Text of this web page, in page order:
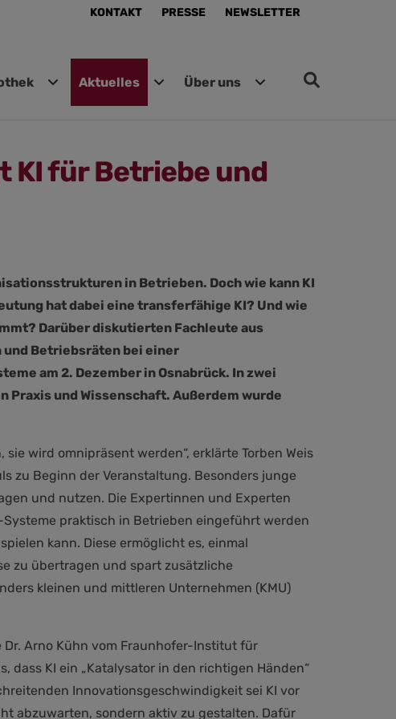
KONTAKT PRESSE NEWSLETTER
Aktuelles Über uns
KI für Betriebe und
in Betrieben. Doch wie kann KI
hat dabei eine transferfähige KI? Und wie
Darüber diskutierten Fachleute aus
Betriebsräten bei einer
am 2. Dezember in Osnabrück. In zwei
Praxis und Wissenschaft. Außerdem wurde
wird omnipräsent werden“, erklärte Torben Weis
zu Beginn der Veranstaltung. Besonders junge
und nutzen. Die Expertinnen und Experten
praktisch in Betrieben eingeführt werden
kann. Diese ermöglicht es, einmal
zu übertragen und spart zusätzliche
kleinen und mittleren Unternehmen (KMU)
Arno Kühn vom Fraunhofer-Institut für
dass KI ein „Katalysator in den richtigen Händen“
Innovationsgeschwindigkeit sei KI vor
abzuwarten, sondern aktiv zu gestalten. Dafür